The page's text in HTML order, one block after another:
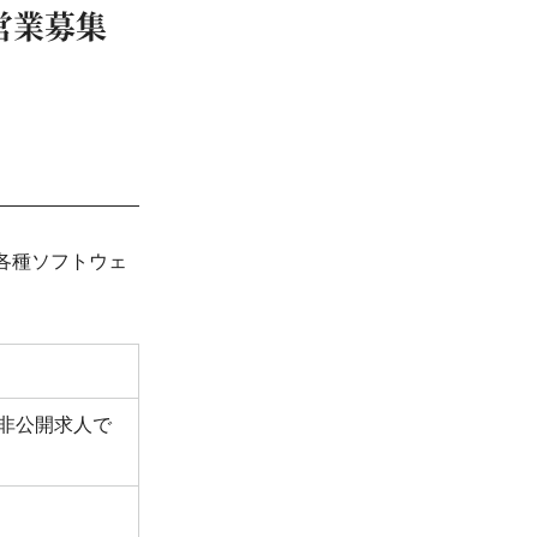
業募集
種ソフトウェ
公開求人で